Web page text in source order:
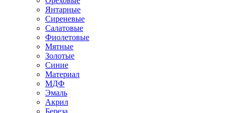
Янтарные
Сиреневые
Салатовые
Фиолетовые
Мятные
Золотые
Синие
Материал
МДФ
Эмаль
Акрил
Береза